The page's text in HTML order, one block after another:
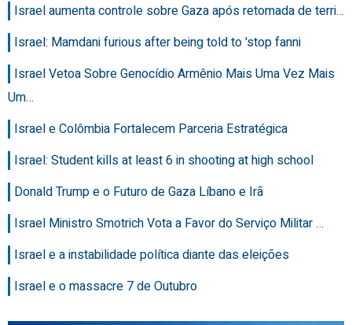
Israel aumenta controle sobre Gaza após retomada de terri…
Israel: Mamdani furious after being told to 'stop fanni
Israel Vetoa Sobre Genocídio Armênio Mais Uma Vez Mais
Um…
Israel e Colômbia Fortalecem Parceria Estratégica
Israel: Student kills at least 6 in shooting at high school
Donald Trump e o Futuro de Gaza Líbano e Irã
Israel Ministro Smotrich Vota a Favor do Serviço Militar …
Israel e a instabilidade política diante das eleições
Israel e o massacre 7 de Outubro